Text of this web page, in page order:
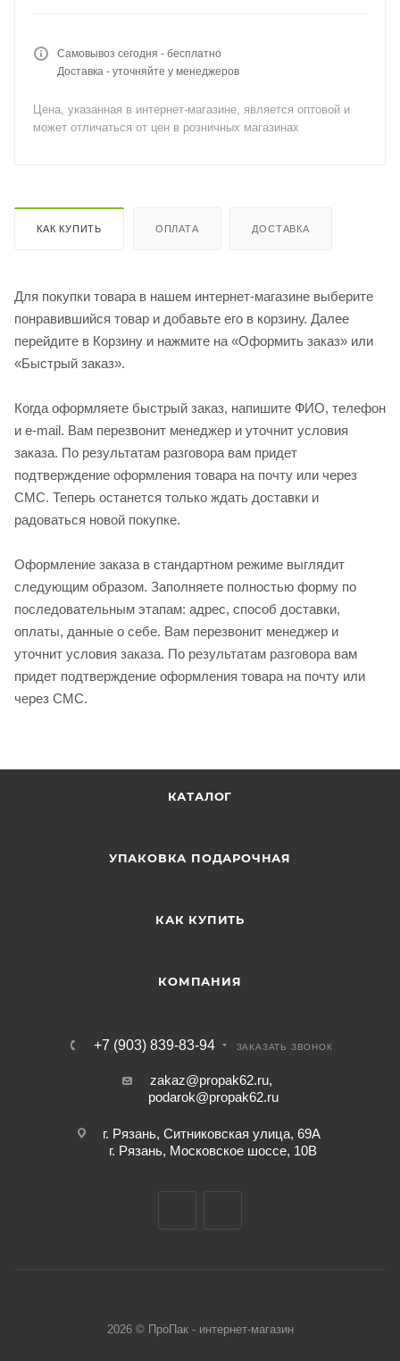
Самовывоз сегодня - бесплатно
Доставка - уточняйте у менеджеров
Цена, указанная в интернет-магазине, является оптовой и
может отличаться от цен в розничных магазинах
КАК КУПИТЬ ОПЛАТА ДОСТАВКА
Для покупки товара в нашем интернет-магазине выберите
понравившийся товар и добавьте его в корзину. Далее
перейдите в Корзину и нажмите на «Оформить заказ» или
«Быстрый заказ».
Когда оформляете быстрый заказ, напишите ФИО, телефон
и e-mail. Вам перезвонит менеджер и уточнит условия
заказа. По результатам разговора вам придет
подтверждение оформления товара на почту или через
СМС. Теперь останется только ждать доставки и
радоваться новой покупке.
Оформление заказа в стандартном режиме выглядит
следующим образом. Заполняете полностью форму по
последовательным этапам: адрес, способ доставки,
оплаты, данные о себе. Вам перезвонит менеджер и
уточнит условия заказа. По результатам разговора вам
придет подтверждение оформления товара на почту или
через СМС.
КАТАЛОГ
УПАКОВКА ПОДАРОЧНАЯ
КАК КУПИТЬ
КОМПАНИЯ
+7 (903) 839-83-94 ЗАКАЗАТЬ ЗВОНОК
zakaz@propak62.ru,
podarok@propak62.ru
г. Рязань, Ситниковская улица, 69А
г. Рязань, Московское шоссе, 10В
2026 © ПроПак - интернет-магазин